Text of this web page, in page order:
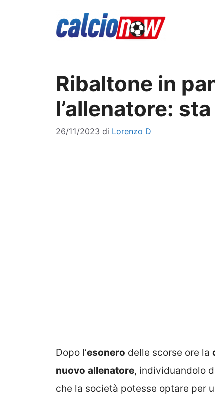
Ribaltone in
l’allenatore:
26/11/2023 di Lorenzo D
Dopo l’esonero delle scorse ore la
nuovo allenatore, individuandolo
che la società potesse optare per